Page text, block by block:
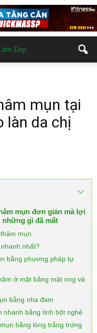
mụn tại
làn da chị
mụn đơn giản mà lợi
những gì đã mất
mụn
nhất?
bằng phương pháp tự
ở mặt bằng mật ong và
bằng nha đam
nhanh bằng tinh bột nghệ
bằng lòng trắng trứng